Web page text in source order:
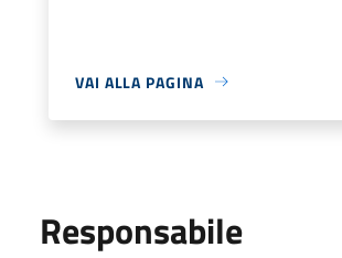
VAI ALLA PAGINA
Responsabile